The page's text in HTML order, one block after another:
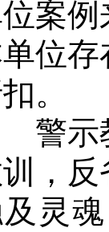
案例
位存
。
示教
，反
灵